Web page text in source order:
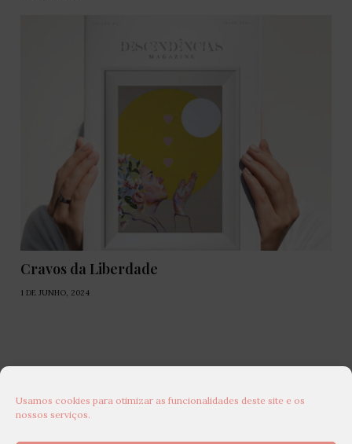
Usamos cookies para otimizar as funcionalidades deste site e os
nossos serviços.
Cravos da Liberdade
1 DE JUNHO, 2024